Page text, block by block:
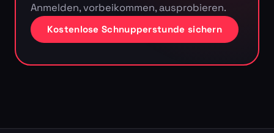
Anmelden, vorbeikommen, ausprobieren.
Kostenlose Schnupperstunde sichern